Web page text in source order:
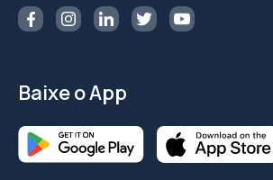
Baixe o App